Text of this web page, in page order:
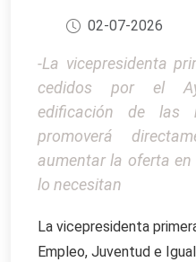
02-07-2026
-La vicepresidenta
cedidos por el
edificación de las
promoverá
aumentar la oferta
lo necesitan
La vicepresidenta
Empleo, Juventud e